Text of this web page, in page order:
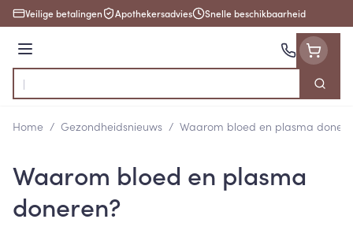
Ga naar de inhoud
Veilige betalingen Apothekersadvies Snelle beschikbaarheid
Menu
Product, merk, categorie...
Zoek
Home / Gezondheidsnieuws / Waarom bloed en plasma
Waarom bloed en plasma
doneren?